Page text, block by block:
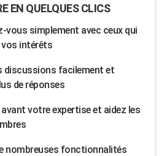
EN QUELQUES CLICS
vous simplement avec ceux qui
intérêts
discussions facilement et
de réponses
votre expertise et aidez les
nombreuses fonctionnalités